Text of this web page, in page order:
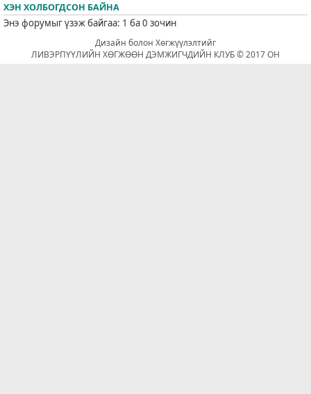
ХЭН ХОЛБОГДСОН БАЙНА
Энэ форумыг үзэж байгаа: 1 ба 0 зочин
Дизайн болон Хөгжүүлэлтийг
ЛИВЭРПҮҮЛИЙН ХӨГЖӨӨН ДЭМЖИГЧДИЙН КЛУБ © 2017 ОН